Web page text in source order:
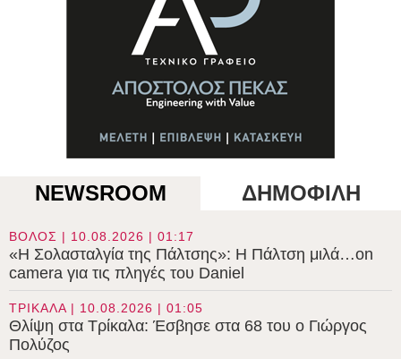
NEWSROOM ΔΗΜΟΦΙΛΗ
ΒΟΛΟΣ | 10.08.2026 | 01:17
«Η Σολασταλγία της Πάλτσης»: Η Πάλτση μιλά…on
camera για τις πληγές του Daniel
ΤΡΙΚΑΛΑ | 10.08.2026 | 01:05
Θλίψη στα Τρίκαλα: Έσβησε στα 68 του ο Γιώργος
Πολύζος